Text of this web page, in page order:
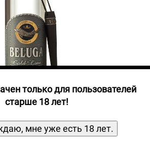
только для пользователей
старше 18 лет!
мне уже есть 18 лет.